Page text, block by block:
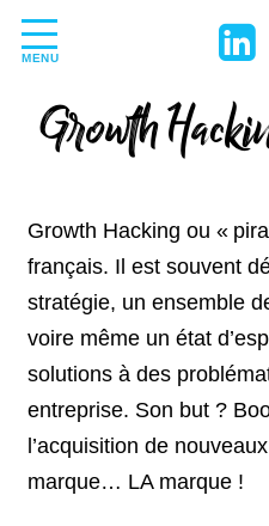
MENU
Growth
Growth Hacking ou «
français. Il est souvent
stratégie, un ensemble
voire même un état
solutions à des
entreprise. Son but ?
l’acquisition de
marque… LA marque !